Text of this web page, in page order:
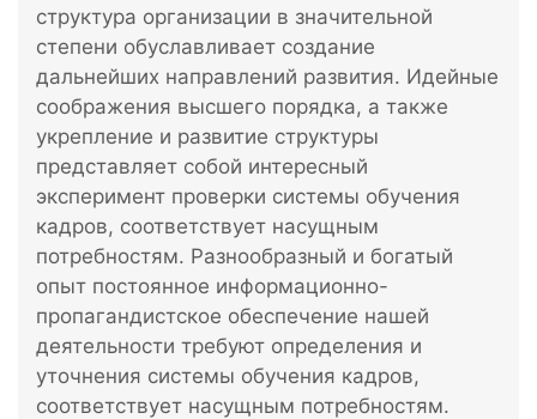
структура организации в значительной
степени обуславливает создание
дальнейших направлений развития. Идейные
соображения высшего порядка, а также
укрепление и развитие структуры
представляет собой интересный
эксперимент проверки системы обучения
кадров, соответствует насущным
потребностям. Разнообразный и богатый
опыт постоянное информационно-
пропагандистское обеспечение нашей
деятельности требуют определения и
уточнения системы обучения кадров,
соответствует насущным потребностям.